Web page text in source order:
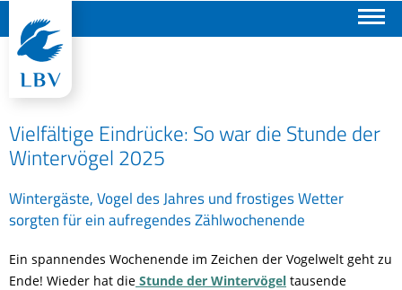
Vielfältige Eindrücke: So war die Stunde der
Wintervögel 2025
Wintergäste, Vogel des Jahres und frostiges Wetter
sorgten für ein aufregendes Zählwochenende
Ein spannendes Wochenende im Zeichen der Vogelwelt geht zu
Ende! Wieder hat die Stunde der Wintervögel tausende